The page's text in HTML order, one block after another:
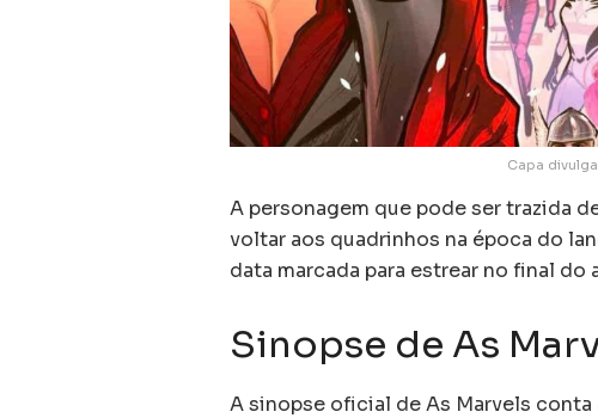
Capa
A personagem que pode ser trazida
voltar aos quadrinhos na época do
data marcada para estrear no final do
Sinopse de As
A sinopse oficial de As Marvels